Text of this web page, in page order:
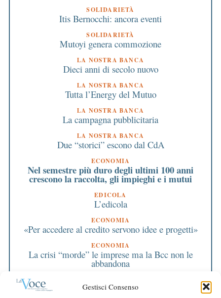
Gestisci Consenso
SOLIDARIETÀ
Itis Bernocchi: ancora eventi
SOLIDARIETÀ
Mutoyi genera commozione
LA NOSTRA BANCA
Dieci anni di secolo nuovo
LA NOSTRA BANCA
Tutta l’Energy del Mutuo
LA NOSTRA BANCA
La campagna pubblicitaria
LA NOSTRA BANCA
Due “storici” escono dal CdA
ECONOMIA
Nel semestre più duro degli ultimi 100 anni
crescono la raccolta, gli impieghi e i mutui
EDICOLA
L’edicola
ECONOMIA
«Per accedere al credito servono idee e progetti»
ECONOMIA
La crisi “morde” le imprese ma la Bcc non le
abbandona
Azzi fa visita al Consiglio